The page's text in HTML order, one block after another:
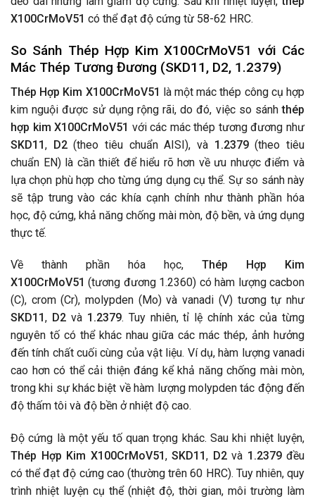
X100CrMoV51 có thể đạt độ cứng từ 58-62 HRC.
So Sánh Thép Hợp Kim X100CrMoV51 với Các
Mác Thép Tương Đương (SKD11, D2, 1.2379)
Thép Hợp Kim X100CrMoV51 là một mác thép công cụ hợp
kim nguội được sử dụng rộng rãi, do đó, việc so sánhthép
hợp kim X100CrMoV51 với các mác thép tương đương như
SKD11, D2(theo tiêu chuẩn AISI), và 1.2379(theo tiêu
chuẩn EN) là cần thiết để hiểu rõ hơn về ưu nhược điểm và
lựa chọn phù hợp cho từng ứng dụng cụ thể. Sự so sánh này
sẽ tập trung vào các khía cạnh chính như thành phần hóa
học, độ cứng, khả năng chống mài mòn, độ bền, và ứng dụng
thực tế.
Về thành phần hóa học, Thép Hợp Kim
X100CrMoV51 (tương đương 1.2360) có hàm lượng cacbon
(C), crom (Cr), molypden (Mo) và vanadi (V) tương tự như
SKD11 , D2và 1.2379. Tuy nhiên, tỉ lệ chính xác của từng
nguyên tố có thể khác nhau giữa các mác thép, ảnh hưởng
đến tính chất cuối cùng của vật liệu. Ví dụ, hàm lượng vanadi
cao hơn có thể cải thiện đáng kể khả năng chống mài mòn,
trong khi sự khác biệt về hàm lượng molypden tác động đến
độ thấm tôi và độ bền ở nhiệt độ cao.
Độ cứng là một yếu tố quan trọng khác. Sau khi nhiệt luyện,
Thép Hợp Kim X100CrMoV51 , SKD11 , D2và 1.2379đều
có thể đạt độ cứng cao (thường trên 60 HRC). Tuy nhiên, quy
trình nhiệt luyện cụ thể (nhiệt độ, thời gian, môi trường làm